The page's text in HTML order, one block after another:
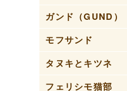
ガンド（GUND）
モフサンド
タヌキとキツネ
フェリシモ猫部